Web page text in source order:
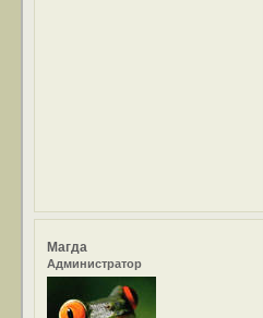
Магда
Администратор